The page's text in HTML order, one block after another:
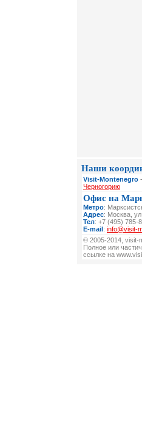
Наши
Visit-Montenegro -
Черногорию
Офис на
Метро:
Адрес: Москва,
Тел: +7 (495) 785-
E-mail: info@visit-
© 2005-2014, visit-
Полное или
ссылке на